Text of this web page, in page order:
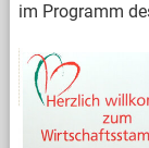
im Programm